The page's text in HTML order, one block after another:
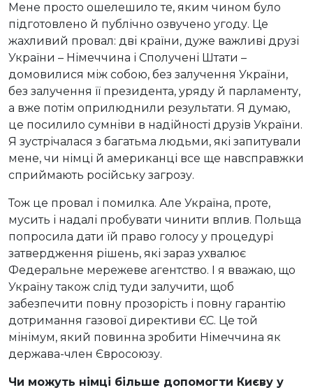
Мене просто ошелешило те, яким чином було
підготовлено й публічно озвучено угоду. Це
жахливий провал: дві країни, дуже важливі друзі
України – Німеччина і Сполучені Штати –
домовилися між собою, без залучення України,
без залучення її президента, уряду й парламенту,
а вже потім оприлюднили результати. Я думаю,
це посилило сумніви в надійності друзів України.
Я зустрічалася з багатьма людьми, які запитували
мене, чи німці й американці все ще навсправжки
сприймають російську загрозу.
Тож це провал і помилка. Але Україна, проте,
мусить і надалі пробувати чинити вплив. Польща
попросила дати їй право голосу у процедурі
затвердження рішень, які зараз ухвалює
Федеральне мережеве агентство. І я вважаю, що
Україну також слід туди залучити, щоб
забезпечити повну прозорість і повну гарантію
дотримання газової директиви ЄС. Це той
мінімум, який повинна зробити Німеччина як
держава-член Євросоюзу.
Чи можуть німці більше допомогти Києву у